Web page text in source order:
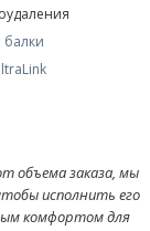
объема заказа, мы
исполнить его
комфортом для